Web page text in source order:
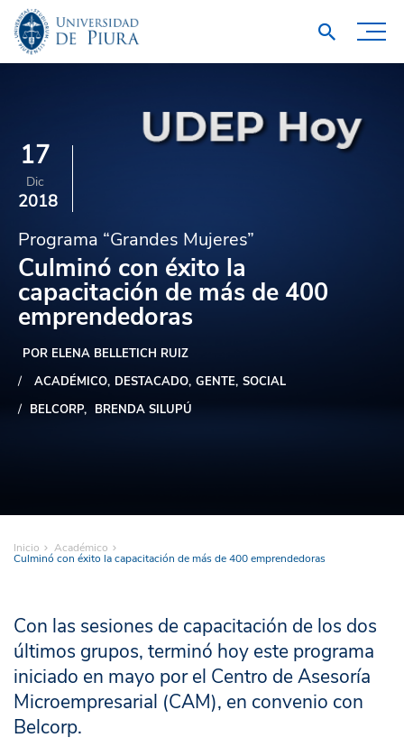
17
Dic
2018
Programa “Grandes Mujeres”
Culminó con éxito la
capacitación de más de 400
emprendedoras
POR ELENA BELLETICH RUIZ
ACADÉMICO DESTACADO GENTE SOCIAL
BELCORP
BRENDA SILUPÚ
Inicio Académico
Culminó con éxito la capacitación de más de 400 emprendedoras
Con las sesiones de capacitación de los dos
últimos grupos, terminó hoy este programa
iniciado en mayo por el Centro de Asesoría
Microempresarial (CAM), en convenio con
Belcorp.